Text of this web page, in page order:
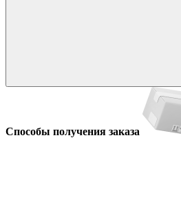
Способы получения заказа